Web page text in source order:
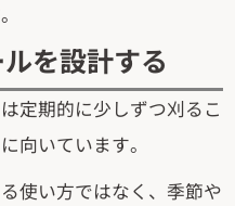
を設計する
定期的に少しずつ刈るこ
向いています。
使い方ではなく、季節や